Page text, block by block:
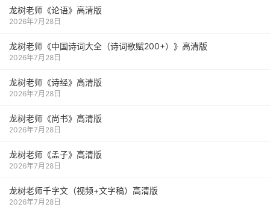
龙树老师《论语》高清版
2026年7月28日
龙树老师《中国诗词大全（诗词歌赋200+）》高清版
2026年7月28日
龙树老师《诗经》高清版
2026年7月28日
龙树老师《尚书》高清版
2026年7月28日
龙树老师《孟子》高清版
2026年7月28日
龙树老师千字文（视频+文字稿）高清版
2026年7月28日